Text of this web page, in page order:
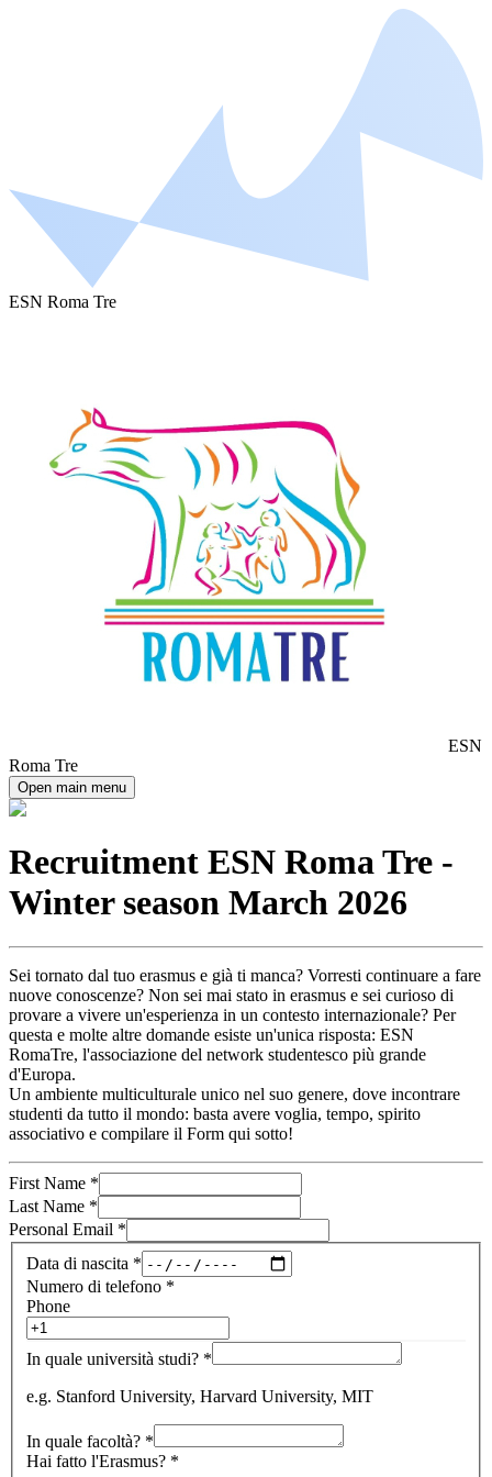
ESN Roma Tre
ESN
Roma Tre
Open main menu
Recruitment ESN Roma Tre -
Winter season March 2026
Sei tornato dal tuo erasmus e già ti manca? Vorresti continuare a fare
nuove conoscenze? Non sei mai stato in erasmus e sei curioso di
provare a vivere un'esperienza in un contesto internazionale? Per
questa e molte altre domande esiste un'unica risposta: ESN
RomaTre, l'associazione del network studentesco più grande
d'Europa.
Un ambiente multiculturale unico nel suo genere, dove incontrare
studenti da tutto il mondo: basta avere voglia, tempo, spirito
associativo e compilare il Form qui sotto!
First Name *
Last Name *
Personal Email *
Data di nascita *
Numero di telefono *
Phone
In quale università studi? *
e.g. Stanford University, Harvard University, MIT
In quale facoltà? *
Hai fatto l'Erasmus? *